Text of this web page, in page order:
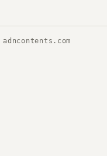
adncontents.com